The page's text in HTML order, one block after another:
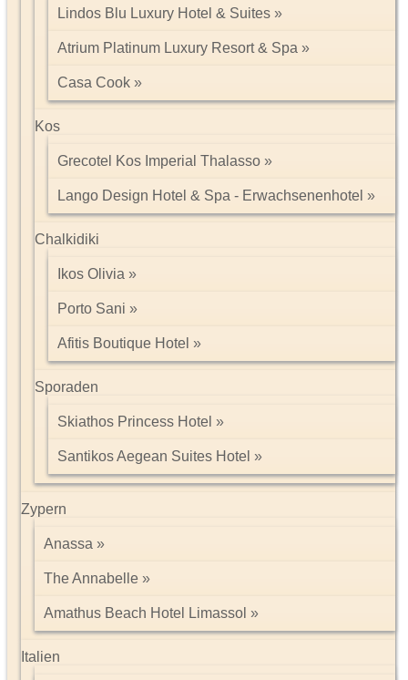
Lindos Blu Luxury Hotel & Suites
Atrium Platinum Luxury Resort & Spa
Casa Cook
Kos
Grecotel Kos Imperial Thalasso
Lango Design Hotel & Spa - Erwachsenenhotel
Chalkidiki
Ikos Olivia
Porto Sani
Afitis Boutique Hotel
Sporaden
Skiathos Princess Hotel
Santikos Aegean Suites Hotel
Zypern
Anassa
The Annabelle
Amathus Beach Hotel Limassol
Italien